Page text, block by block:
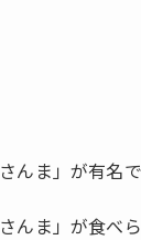
んま」が有名で
ま」が食べ